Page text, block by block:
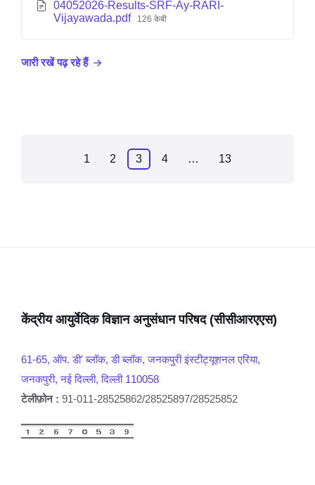
04052026-Results-SRF-Ay-RARI-
Vijayawada.pdf
126 केबी
जारी रखें पढ़ रहे हैं
1 2 3 4 … 13
केंद्रीय आयुर्वेदिक विज्ञान अनुसंधान परिषद (सीसीआरएएस)
61-65, ऑप. डी' ब्लॉक, डी ब्लॉक, जनकपुरी इंस्टीट्यूशनल एरिया,
जनकपुरी, नई दिल्ली, दिल्ली 110058
टेलीफ़ोन : 91-011-28525862/28525897/28525852